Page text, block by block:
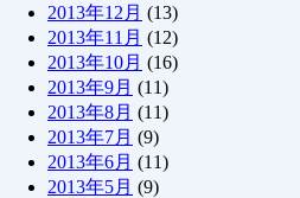
2013年12月 (13)
2013年11月 (12)
2013年10月 (16)
2013年9月 (11)
2013年8月 (11)
2013年7月 (9)
2013年6月 (11)
2013年5月 (9)